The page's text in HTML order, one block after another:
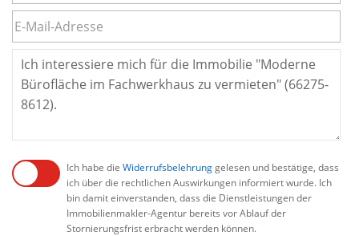
Ich habe die Widerrufsbelehrunggelesen und bestätige, dass
ich über die rechtlichen Auswirkungen informiert wurde. Ich
bin damit einverstanden, dass die Dienstleistungen der
Immobilienmakler-Agentur bereits vor Ablauf der
Stornierungsfrist erbracht werden können.